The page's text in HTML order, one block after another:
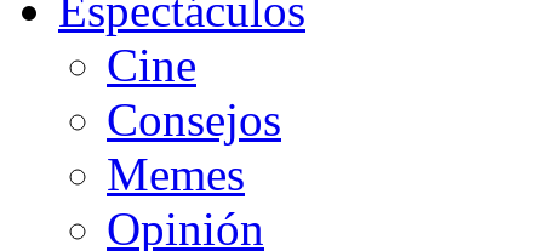
Cine
Consejos
Memes
Opinión